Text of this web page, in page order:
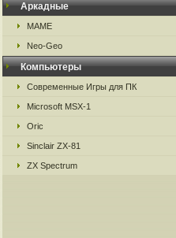
Аркадные
MAME
Neo-Geo
Компьютеры
Современные Игры для ПК
Microsoft MSX-1
Oric
Sinclair ZX-81
ZX Spectrum